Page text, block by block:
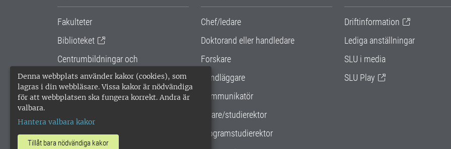
Denna webbplats använder kakor (cookies), som
lagras i din webbläsare. Vissa kakor är nödvändiga
för att webbplatsen ska fungera korrekt. Andra är
valbara.
Hantera valbara kakor
Tillåt bara nödvändiga kakor
Fakulteter
Biblioteket
Centrumbildningar och
samarbetsprojekt
Gemensamma verksamhetsstödet
Chef/ledare
Doktorand eller handledare
Forskare
Handläggare
Kommunikatör
Lärare/studierektor
Programstudierektor
Driftinformation
Lediga anställningar
SLU i media
SLU Play